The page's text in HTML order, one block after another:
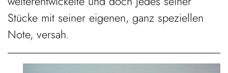
Stücke mit seiner eigenen, ganz speziellen
Note, versah.